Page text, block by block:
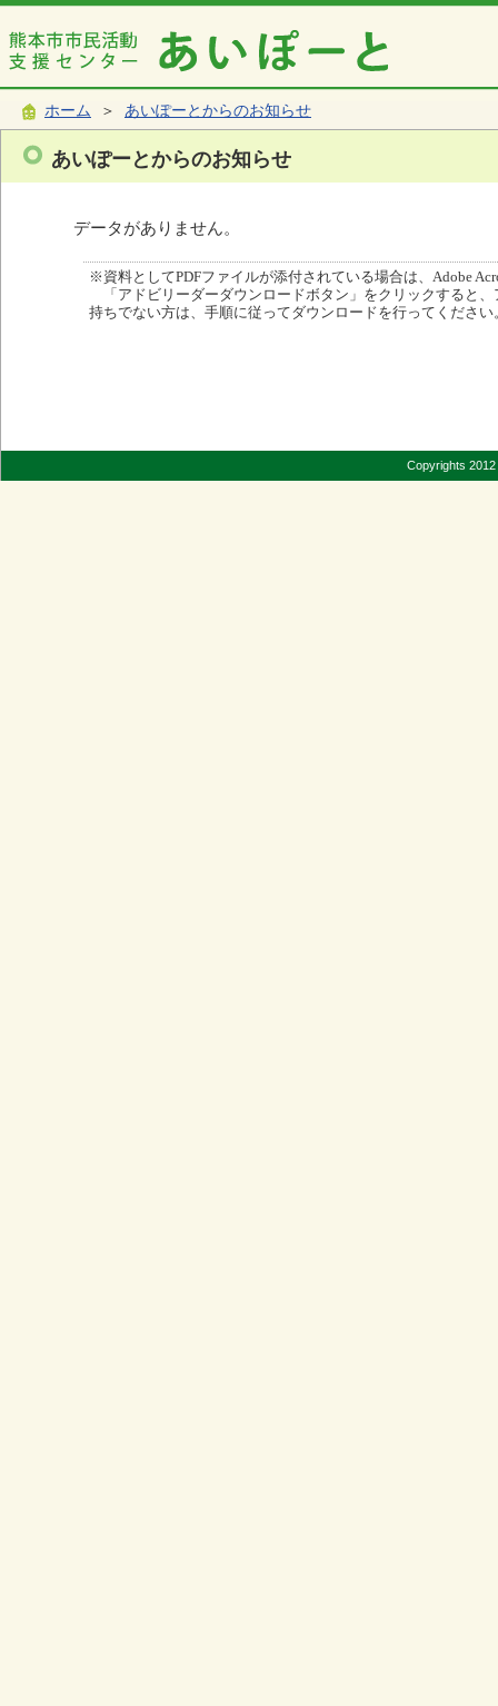
ホーム ＞ あいぽーとからのお知らせ
あいぽーとからのお知らせ
データがありません。
※資料としてPDFファイルが添付されている場合は、Adobe
「アドビリーダーダウンロードボタン」をクリックすると
持ちでない方は、手順に従ってダウンロードを行ってください
Copyrights